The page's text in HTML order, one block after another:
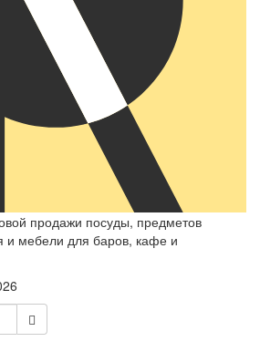
продажи посуды, предметов
и мебели для баров, кафе и